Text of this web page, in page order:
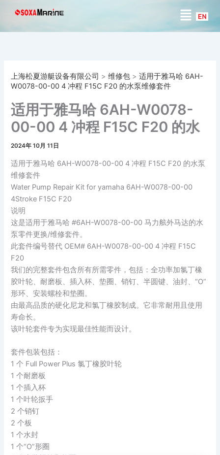
菜
单
上海松夏游艇设备有限公司 >维修包 >适用于雅马哈 6AH-
W0078-00-00 4 冲程 F15C F20 的水泵维修套件
适用于雅马哈 6AH-W0078-
00-00 4 冲程 F15C F20 的水
泵维修套件
2024年 10月 11日
适用于雅马哈 6AH-W0078-00-00 4 冲程 F15C F20 的水泵
维修套件
Water Pump Repair Kit for yamaha 6AH-W0078-00-00
4Stroke F15C F20
说明
这是适用于雅马哈 #6AH-W0078-00-00 马力舷外马达的水
泵零件更换/维修套件。
此套件编号替代 OEM# 6AH-W0078-00-00 4 冲程 F15C
F20
我们的完整套件包含所有所需零件，包括：全功率加氯丁橡
胶叶轮、耐磨板、插入杯、垫圈、销钉、半圆键、油封、“O”
形环、安装螺栓和垫圈。
由最高品质的硬化尼龙和氯丁橡胶制成。它非常耐用且使用
寿命长。
该叶轮套件专为实现最佳性能而设计。
套件包装包括：
1 个 Full Power Plus 氯丁橡胶叶轮
1 个耐磨板
1 个插入杯
1 个叶轮扳手
2 个销钉
2 个板
1 个水封
1 个“O”形圈
索